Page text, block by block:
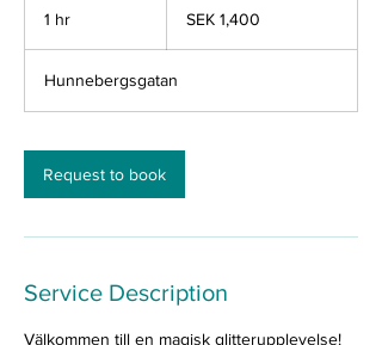
1 hr
kronorSEK 1,400
Hunnebergsgatan
Request to book
Service Description
Välkommen till en magisk glitterupplevelse!